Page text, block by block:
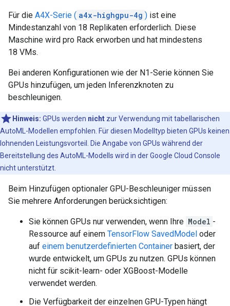
Für die A4X-Serie ( a4x-highgpu-4g ) ist eine
Mindestanzahl von 18 Replikaten erforderlich. Diese
Maschine wird pro Rack erworben und hat mindestens
18 VMs.
Bei anderen Konfigurationen wie der N1-Serie können Sie
GPUs hinzufügen, um jeden Inferenzknoten zu
beschleunigen.
Hinweis: GPUs werden nicht zur Verwendung mit tabellarischen
AutoML-Modellen empfohlen. Für diesen Modelltyp bieten GPUs keinen
lohnenden Leistungsvorteil. Die Angabe von GPUs während der
Bereitstellung des AutoML-Modells wird in der Google Cloud Console
nicht unterstützt.
Beim Hinzufügen optionaler GPU-Beschleuniger müssen
Sie mehrere Anforderungen berücksichtigen:
Sie können GPUs nur verwenden, wenn Ihre Model -
Ressource auf einem TensorFlow SavedModel oder
auf einem benutzerdefinierten Container basiert, der
wurde entwickelt, um GPUs zu nutzen. GPUs können
nicht für scikit-learn- oder XGBoost-Modelle
verwendet werden.
Die Verfügbarkeit der einzelnen GPU-Typen hängt